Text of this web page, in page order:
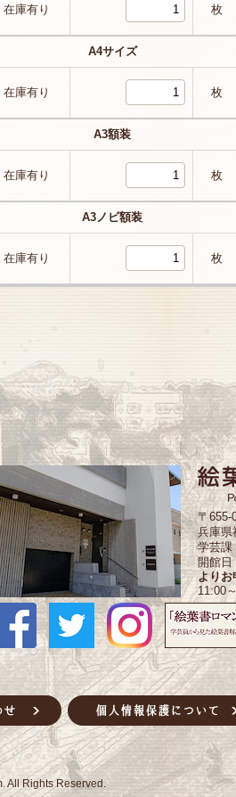
在庫有り 枚
A4サイズ
在庫有り 枚
A3額装
在庫有り 枚
A3ノビ額装
在庫有り 枚
〒655-
兵庫県
学芸課
開館日
より
11:00
All Rights Reserved.